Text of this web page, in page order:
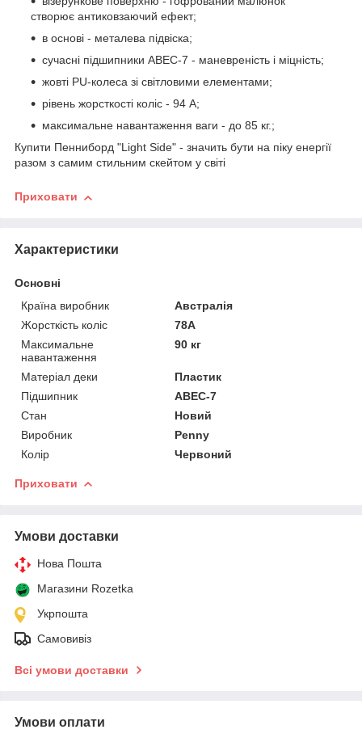
створює антиковзаючий ефект;
в основі - металева підвіска;
сучасні підшипники ABEC-7 - маневреність і міцність;
жовті PU-колеса зі світловими елементами;
рівень жорсткості коліс - 94 А;
максимальне навантаження ваги - до 85 кг.;
Купити Пенниборд "Light Side" - значить бути на піку енергії
разом з самим стильним скейтом у світі
Приховати
Характеристики
Основні
Країна виробник
Австралія
Жорсткість коліс
78А
Максимальне
навантаження
90 кг
Матеріал деки
Пластик
Підшипник
ABEC-7
Стан
Новий
Виробник
Penny
Колір
Червоний
Приховати
Умови доставки
Нова Пошта
Магазини Rozetka
Укрпошта
Самовивіз
Всі умови доставки
Умови оплати